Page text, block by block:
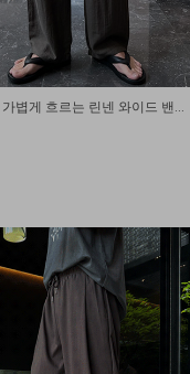
[OCE.16] 가볍게 흐르는 린넨 와이드 밴딩 팬츠